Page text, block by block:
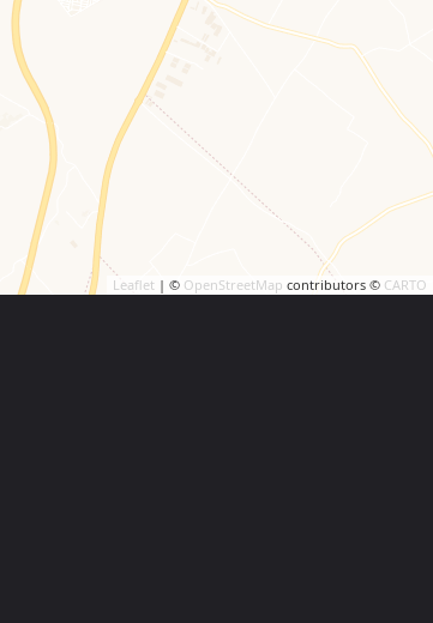
Leaflet| © OpenStreetMap contributors © CARTO